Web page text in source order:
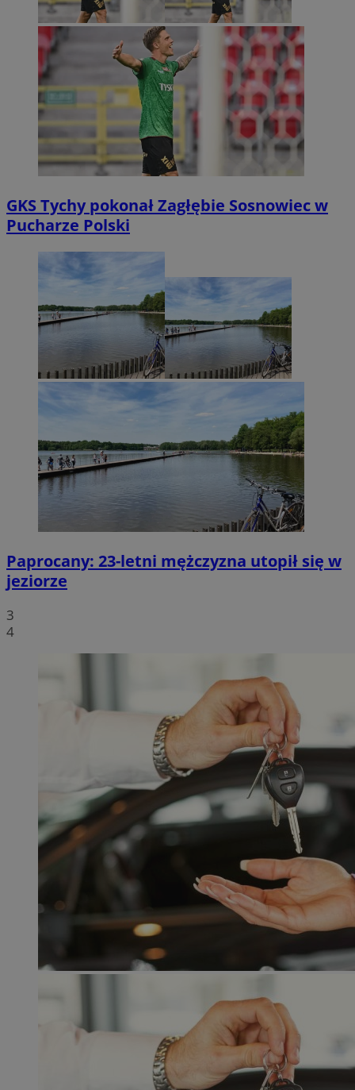
GKS Tychy pokonał Zagłębie Sosnowiec w
Pucharze Polski
Paprocany: 23-letni mężczyzna utopił się w
jeziorze
3
4